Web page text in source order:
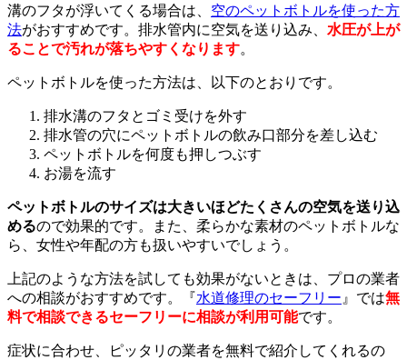
溝のフタが浮いてくる場合は、 空のペットボトルを使った方
法がおすすめです。排水管内に空気を送り込み、 水圧が上が
ることで汚れが落ちやすくなります。
ペットボトルを使った方法は、以下のとおりです。
排水溝のフタとゴミ受けを外す
排水管の穴にペットボトルの飲み口部分を差し込む
ペットボトルを何度も押しつぶす
お湯を流す
ペットボトルのサイズは大きいほどたくさんの空気を送り込
めるので効果的です。また、柔らかな素材のペットボトルな
ら、女性や年配の方も扱いやすいでしょう。
上記のような方法を試しても効果がないときは、プロの業者
への相談がおすすめです。『水道修理のセーフリー 』では無
料で相談できるセーフリーに相談が利用可能です。
症状に合わせ、ピッタリの業者を無料で紹介してくれるの